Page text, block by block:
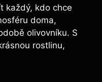
každý, kdo chce
doma,
olivovníku. S
rostlinu,